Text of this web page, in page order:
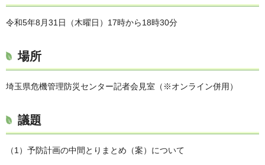
令和5年8月31日（木曜日）17時から18時30分
場所
埼玉県危機管理防災センター記者会見室（※オンライン併用）
議題
（1）予防計画の中間とりまとめ（案）について